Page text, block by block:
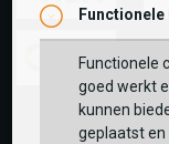
visa
Functionele
goed werkt
kunnen
geplaatst